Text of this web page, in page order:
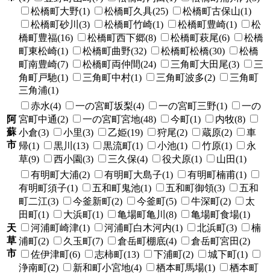
松橋町大野(1)
松橋町久具(25)
松橋町古保山(1)
松橋町砂川(3)
松橋町竹崎(1) 松橋町豊崎(1)
松
橋町豊福(16)
松橋町西下郷(8) 松橋町萩尾(6)
松橋
町東松崎(1)
松橋町曲野(32) 松橋町松橋(30)
松橋
町南豊崎(7)
松橋町両仲間(24) 三角町大田尾(3)
三
角町戸馳(1)
三角町中村(1) 三角町波多(2)
三角町
三角浦(1)
阿
蘇
市
赤水(4) 一の宮町坂梨(4) 一の宮町三野(1)
一の
宮町中通(2)
一の宮町宮地(48) 今町(1)
内牧(8)
小倉(3)
小里(3) 乙姫(19) 狩尾(2) 蔵原(2)
車
帰(1)
黒川(13) 黒流町(1) 小池(1) 竹原(1)
永
草(9)
西小園(3) 三久保(4) 役犬原(1) 山田(1)
天
草
市
有明町大浦(2) 有明町大島子(1)
有明町楠甫(1)
有明町須子(1)
五和町鬼池(1) 五和町御領(3)
五和
町二江(3)
今釜新町(2) 今釜町(5) 牛深町(2)
太
田町(1)
大浜町(1) 亀場町亀川(8)
亀場町食場(1)
河浦町崎津(1)
河浦町白木河内(1) 北浜町(3)
楠
浦町(2)
久玉町(7) 倉岳町棚底(4)
倉岳町宮田(2)
佐伊津町(6)
志柿町(13) 下浦町(2)
城下町(1)
浄南町(2)
新和町小宮地(4) 栖本町馬場(1)
栖本町